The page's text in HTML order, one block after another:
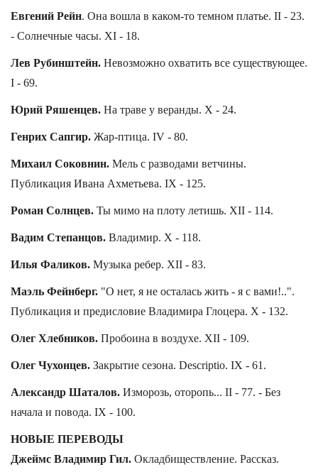
Евгений Рейн. Она вошла в каком-то темном платье. II - 23.
- Солнечные часы. XI - 18.
Лев Рубинштейн. Невозможно охватить все существующее.
I - 69.
Юрий Ряшенцев. На траве у веранды. X - 24.
Генрих Сапгир. Жар-птица. IV - 80.
Михаил Соковнин. Мель с разводами ветчины.
Публикация Ивана Ахметьева. IX - 125.
Роман Солнцев. Ты мимо на плоту летишь. XII - 114.
Вадим Степанцов. Владимир. X - 118.
Илья Фаликов. Музыка ребер. XII - 83.
Маэль Фейнберг. "О нет, я не осталась жить - я с вами!..".
Публикация и предисловие Владимира Глоцера. X - 132.
Олег Хлебников. Пробоина в воздухе. XII - 109.
Олег Чухонцев. Закрытие сезона. Descriptio. IX - 61.
Александр Шаталов. Изморозь, оторопь... II - 77. - Без
начала и повода. IX - 100.
НОВЫЕ ПЕРЕВОДЫ
Джеймс Владимир Гил. Окладбиществление. Рассказ.